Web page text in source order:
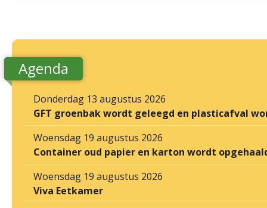
Agenda
Donderdag 13 augustus 2026
GFT groenbak wordt geleegd en plasticafval
Woensdag 19 augustus 2026
Container oud papier en karton wordt
Woensdag 19 augustus 2026
Viva Eetkamer